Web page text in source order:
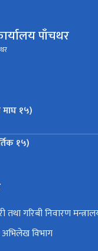
पाँचथर
माघ १५)
१५)
तथा गरिबी निवारण
अभिलेख विभाग